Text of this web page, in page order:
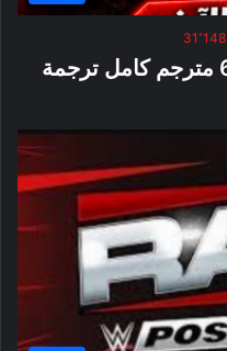
31٬148
عرض الرو الاخير 6/7/2026 مترجم كامل ترجمة